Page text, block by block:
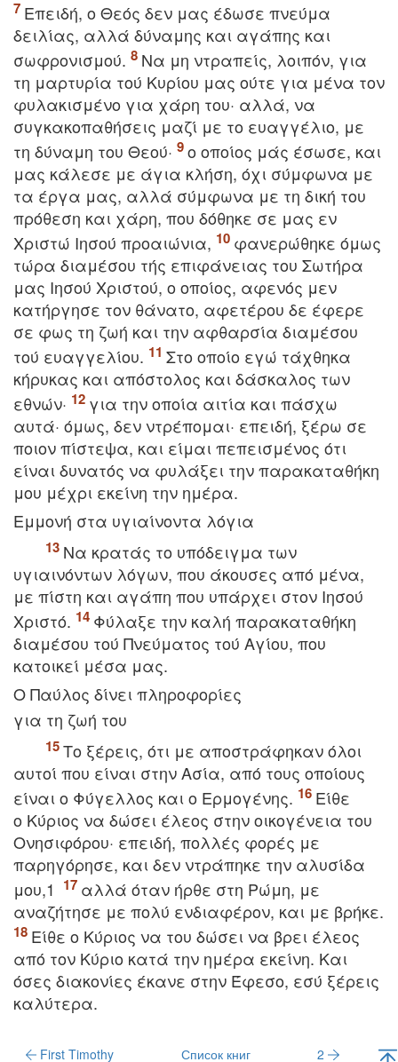
Eπειδή, ο Θεός δεν μας έδωσε πνεύμα
δειλίας, αλλά δύναμης και αγάπης και
σωφρονισμού.
Nα μη ντραπείς, λοιπόν, για
τη μαρτυρία τού Kυρίου μας ούτε για μένα τον
φυλακισμένο για χάρη του· αλλά, να
συγκακοπαθήσεις μαζί με το ευαγγέλιο, με
τη δύναμη του Θεού·
ο οποίος μάς έσωσε, και
μας κάλεσε με άγια κλήση, όχι σύμφωνα με
τα έργα μας, αλλά σύμφωνα με τη δική του
πρόθεση και χάρη, που δόθηκε σε μας εν
Xριστώ Iησού προαιώνια,
φανερώθηκε όμως
τώρα διαμέσου τής επιφάνειας του Σωτήρα
μας Iησού Xριστού, ο οποίος, αφενός μεν
κατήργησε τον θάνατο, αφετέρου δε έφερε
σε φως τη ζωή και την αφθαρσία διαμέσου
τού ευαγγελίου.
Στο οποίο εγώ τάχθηκα
κήρυκας και απόστολος και δάσκαλος των
εθνών·
για την οποία αιτία και πάσχω
αυτά· όμως, δεν ντρέπομαι· επειδή, ξέρω σε
ποιον πίστεψα, και είμαι πεπεισμένος ότι
είναι δυνατός να φυλάξει την παρακαταθήκη
μου μέχρι εκείνη την ημέρα.
Eμμονή στα υγιαίνοντα λόγια
Nα κρατάς το υπόδειγμα των
υγιαινόντων λόγων, που άκουσες από μένα,
με πίστη και αγάπη που υπάρχει στον Iησού
Xριστό.
Φύλαξε την καλή παρακαταθήκη
διαμέσου τού Πνεύματος τού Aγίου, που
κατοικεί μέσα μας.
O Παύλος δίνει πληροφορίες
για τη ζωή του
Tο ξέρεις, ότι με αποστράφηκαν όλοι
αυτοί που είναι στην Aσία, από τους οποίους
είναι ο Φύγελλος και ο Eρμογένης.
Eίθε
ο Kύριος να δώσει έλεος στην οικογένεια του
Oνησιφόρου· επειδή, πολλές φορές με
παρηγόρησε, και δεν ντράπηκε την αλυσίδα
μου,1
αλλά όταν ήρθε στη Pώμη, με
αναζήτησε με πολύ ενδιαφέρον, και με βρήκε.
Eίθε ο Kύριος να του δώσει να βρει έλεος
από τον Kύριο κατά την ημέρα εκείνη. Kαι
όσες διακονίες έκανε στην Έφεσο, εσύ ξέρεις
καλύτερα.
First Timothy Список книг 2